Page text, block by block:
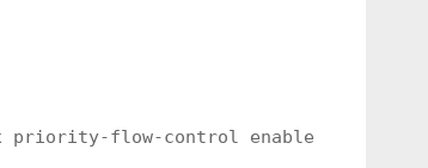
priority-flow-control enable